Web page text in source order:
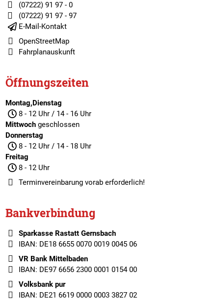
(07222) 91 97 - 0
(07222) 91 97 - 97
E-Mail-Kontakt
OpenStreetMap
Fahrplanauskunft
Öffnungszeiten
Montag,Dienstag
8 - 12 Uhr / 14 - 16 Uhr
Mittwochgeschlossen
Donnerstag
8 - 12 Uhr / 14 - 18 Uhr
Freitag
8 - 12 Uhr
Terminvereinbarungvorab erforderlich!
Bankverbindung
Sparkasse Rastatt Gernsbach
IBAN: DE18 6655 0070 0019 0045 06
VR Bank Mittelbaden
IBAN: DE97 6656 2300 0001 0154 00
Volksbank pur
IBAN: DE21 6619 0000 0003 3827 02